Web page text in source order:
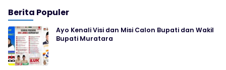
Berita Populer
Ayo Kenali Visi dan Misi Calon Bupati dan Wakil
Bupati Muratara